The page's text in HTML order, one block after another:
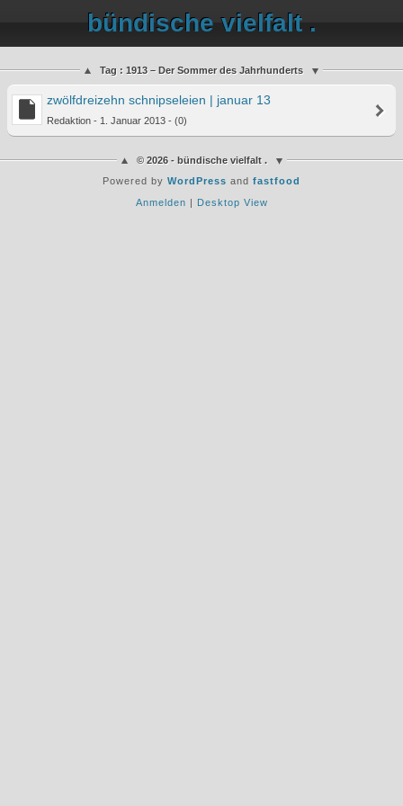
bündische vielfalt .
Tag : 1913 – Der Sommer des Jahrhunderts
zwölfdreizehn schnipseleien | januar 13
Redaktion - 1. Januar 2013 - (0)
© 2026 - bündische vielfalt .
Powered by WordPress and fastfood
Anmelden | Desktop View